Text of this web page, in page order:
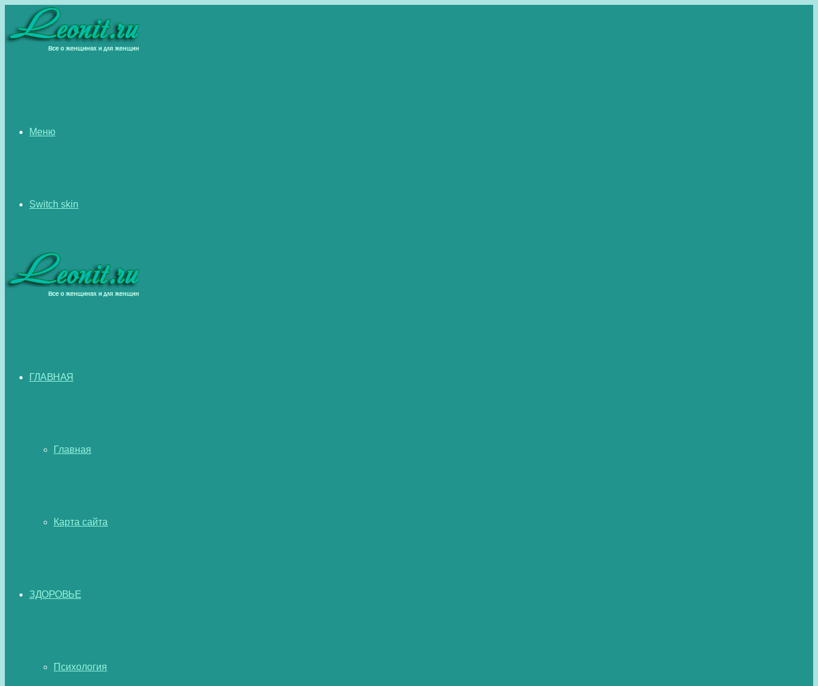
Меню
Switch skin
ГЛАВНАЯ
Главная
Карта сайта
ЗДОРОВЬЕ
Психология